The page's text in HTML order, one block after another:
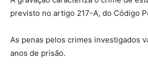
previsto no artigo 217-A, do Código
As penas pelos crimes investigados
anos de prisão.